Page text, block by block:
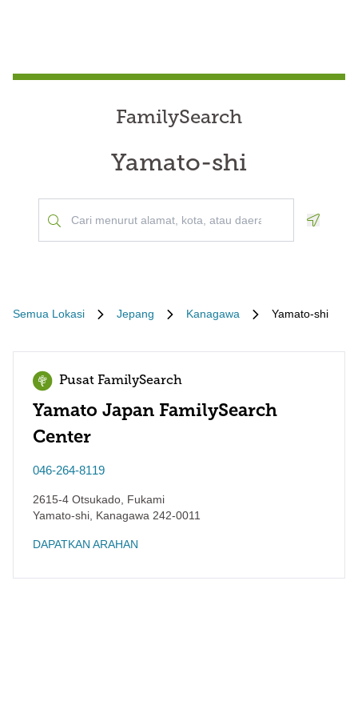
FamilySearch
Yamato-shi
Semua Lokasi Jepang Kanagawa Yamato-shi
Pusat FamilySearch
Yamato Japan FamilySearch
Center
046-264-8119
2615-4 Otsukado, Fukami
Yamato-shi Kanagawa 242-0011
DAPATKAN ARAHAN